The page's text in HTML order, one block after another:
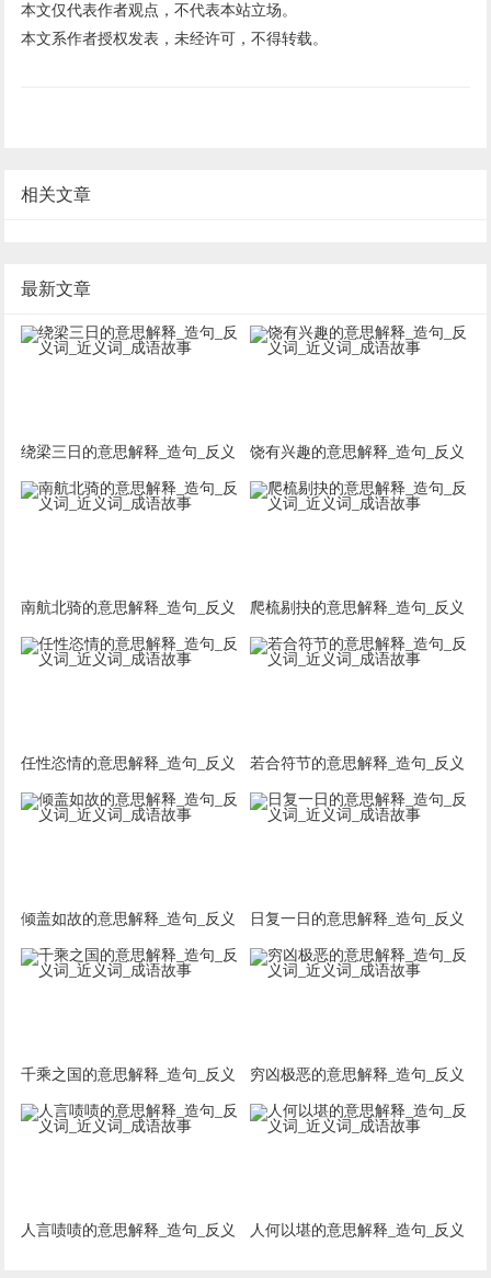
本文仅代表作者观点，不代表本站立场。
本文系作者授权发表，未经许可，不得转载。
相关文章
最新文章
绕梁三日的意思解释_造句_反义
词_近义词_成语故事
饶有兴趣的意思解释_造句_反义
词_近义词_成语故事
南航北骑的意思解释_造句_反义
词_近义词_成语故事
爬梳剔抉的意思解释_造句_反义
词_近义词_成语故事
任性恣情的意思解释_造句_反义
词_近义词_成语故事
若合符节的意思解释_造句_反义
词_近义词_成语故事
倾盖如故的意思解释_造句_反义
词_近义词_成语故事
日复一日的意思解释_造句_反义
词_近义词_成语故事
千乘之国的意思解释_造句_反义
词_近义词_成语故事
穷凶极恶的意思解释_造句_反义
词_近义词_成语故事
人言啧啧的意思解释_造句_反义 人何以堪的意思解释_造句_反义